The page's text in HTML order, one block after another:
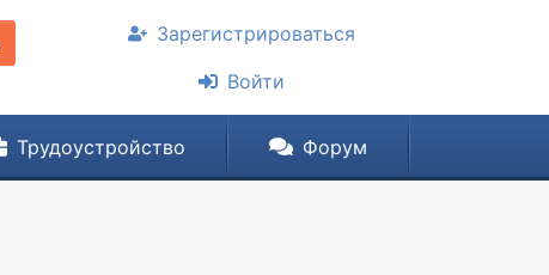
Зарегистрироваться
Войти
Трудоустройство Форум